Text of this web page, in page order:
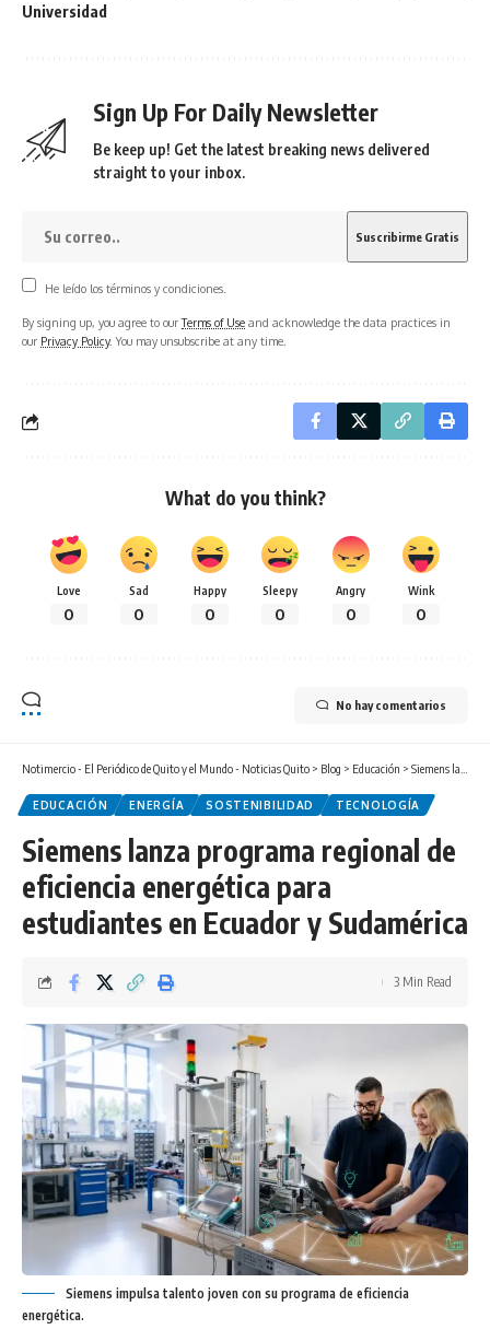
Universidad
Sign Up For Daily Newsletter
Be keep up! Get the latest breaking news delivered
straight to your inbox.
He leído los términos y condiciones.
By signing up, you agree to ourTerms of Use and acknowledge the data practices in
our Privacy Policy. You may unsubscribe at any time.
What do you think?
Love
0
Sad
0
Happy
0
Sleepy
0
Angry
0
Wink
0
No hay comentarios
Notimercio - El Periódico de Quito y el Mundo - Noticias Quito > Blog > Educación > Siemens lanza programa regional de eficiencia energética para estudiantes en Ecuador y Sudamérica
EDUCACIÓN ENERGÍA SOSTENIBILIDAD TECNOLOGÍA
Siemens lanza programa regional de
eficiencia energética para
estudiantes en Ecuador y Sudamérica
3 Min Read
Siemens impulsa talento joven con su programa de eficiencia
energética.